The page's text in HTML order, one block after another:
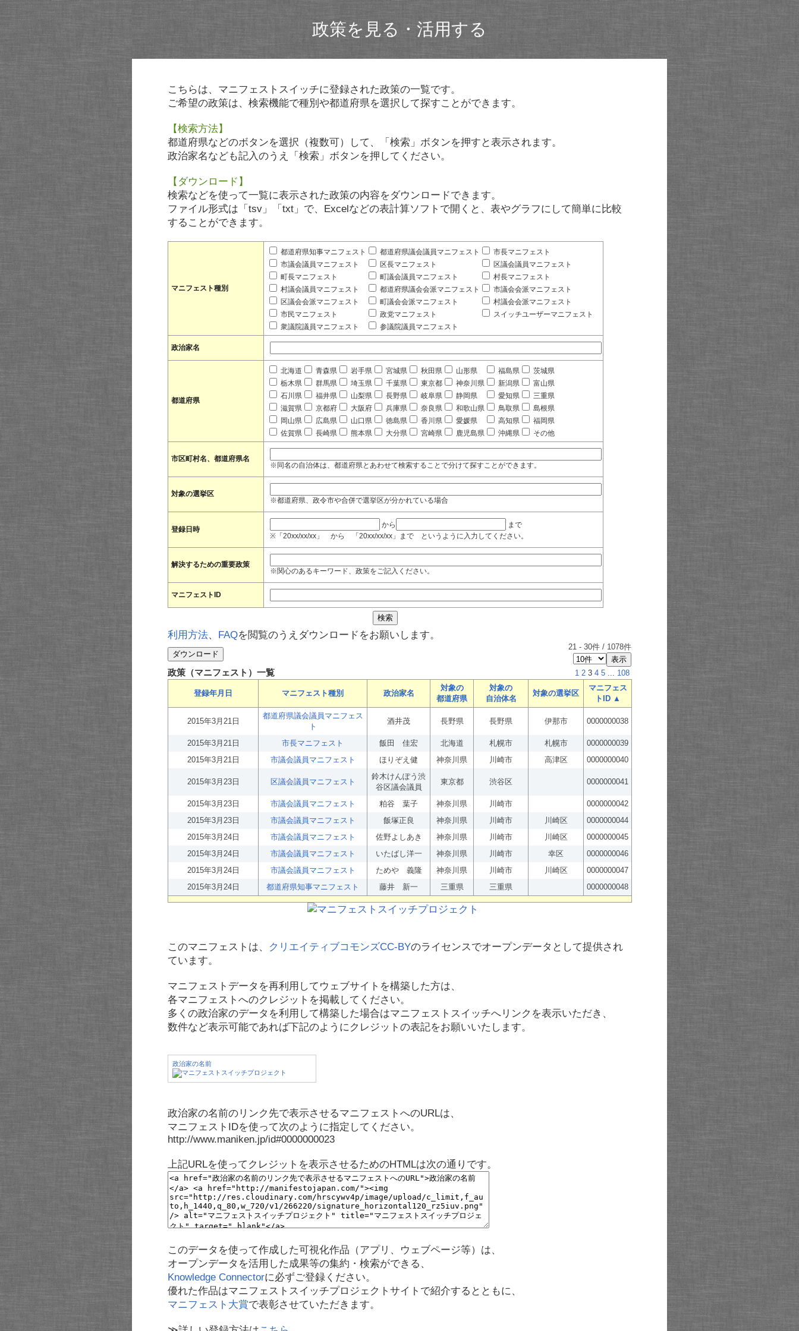
政策を見る・活用する
こちらは、マニフェストスイッチに登録された政策の一覧です。
ご希望の政策は、検索機能で種別や都道府県を選択して探すことができます。
【検索方法】
都道府県などのボタンを選択（複数可）して、「検索」ボタンを押すと表示されます。
政治家名なども記入のうえ「検索」ボタンを押してください。
【ダウンロード】
検索などを使って一覧に表示された政策の内容をダウンロードできます。
ファイル形式は「tsv」「txt」で、Excelなどの表計算ソフトで開くと、表やグラフにして簡単に比較
することができます。
マニフェスト種別
都道府県知事マニフェスト 都道府県議会議員マニフェスト
市長マニフェスト
市議会議員マニフェスト
区長マニフェスト
区議会議員マニフェスト
町長マニフェスト
町議会議員マニフェスト
村長マニフェスト
村議会議員マニフェスト
都道府県議会会派マニフェスト
市議会会派マニフェスト
区議会会派マニフェスト
町議会会派マニフェスト
村議会会派マニフェスト
市民マニフェスト
政党マニフェスト
スイッチユーザーマニフェスト
衆議院議員マニフェスト
参議院議員マニフェスト
政治家名
都道府県
北海道 青森県 岩手県 宮城県 秋田県 山形県 福島県
茨城県
栃木県
群馬県 埼玉県 千葉県 東京都 神奈川県 新潟県
富山県
石川県
福井県 山梨県 長野県 岐阜県 静岡県 愛知県
三重県
滋賀県
京都府 大阪府 兵庫県 奈良県 和歌山県 鳥取県
島根県
岡山県
広島県 山口県 徳島県 香川県 愛媛県 高知県
福岡県
佐賀県
長崎県 熊本県 大分県 宮崎県 鹿児島県 沖縄県 その他
市区町村名、都道府県名
※同名の自治体は、都道府県とあわせて検索することで分けて探すことができます。
対象の選挙区
※都道府県、政令市や合併で選挙区が分かれている場合
登録日時
から
まで
※「20xx/xx/xx」 から 「20xx/xx/xx」まで というように入力してください。
解決するための重要政策
※関心のあるキーワード、政策をご記入ください。
マニフェストID
利用方法、 FAQを閲覧のうえダウンロードをお願いします。
21 - 30件 / 1078件
政策（マニフェスト）一覧 1 2 3 4 5 ... 108
登録年月日 マニフェスト種別 政治家名
対象の
都道府県
対象の
自治体名
対象の選挙区
マニフェス
トID ▲
2015年3月21日
都道府県議会議員マニフェス
ト
酒井茂 長野県 長野県 伊那市 0000000038
2015年3月21日 市長マニフェスト 飯田 佳宏 北海道 札幌市 札幌市
0000000039
2015年3月21日
市議会議員マニフェスト ほりぞえ健 神奈川県 川崎市 高津区 0000000040
2015年3月23日 区議会議員マニフェスト
鈴木けんぽう渋
谷区議会議員
東京都 渋谷区 0000000041
2015年3月23日 市議会議員マニフェスト 粕谷 葉子 神奈川県 川崎市
0000000042
2015年3月23日
市議会議員マニフェスト 飯塚正良 神奈川県 川崎市 川崎区
0000000044
2015年3月24日
市議会議員マニフェスト 佐野よしあき 神奈川県 川崎市 川崎区
0000000045
2015年3月24日
市議会議員マニフェスト いたばし洋一 神奈川県 川崎市 幸区
0000000046
2015年3月24日
市議会議員マニフェスト ためや 義隆 神奈川県 川崎市 川崎区
0000000047
2015年3月24日
都道府県知事マニフェスト 藤井 新一 三重県 三重県 0000000048
このマニフェストは、 クリエイティブコモンズCC-BYのライセンスでオープンデータとして提供され
ています。
マニフェストデータを再利用してウェブサイトを構築した方は、
各マニフェストへのクレジットを掲載してください。
多くの政治家のデータを利用して構築した場合はマニフェストスイッチへリンクを表示いただき、
数件など表示可能であれば下記のようにクレジットの表記をお願いいたします。
政治家の名前
政治家の名前のリンク先で表示させるマニフェストへのURLは、
マニフェストIDを使って次のように指定してください。
http://www.maniken.jp/id#0000000023
上記URLを使ってクレジットを表示させるためのHTMLは次の通りです。
このデータを使って作成した可視化作品（アプリ、ウェブページ等）は、
オープンデータを活用した成果等の集約・検索ができる、
Knowledge Connectorに必ずご登録ください。
優れた作品はマニフェストスイッチプロジェクトサイトで紹介するとともに、
マニフェスト大賞で表彰させていただきます。